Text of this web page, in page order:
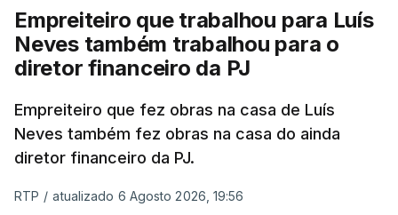
Empreiteiro que trabalhou para Luís
Neves também trabalhou para o
diretor financeiro da PJ
Empreiteiro que fez obras na casa de Luís
Neves também fez obras na casa do ainda
diretor financeiro da PJ.
RTP / atualizado 6 Agosto 2026, 19:56